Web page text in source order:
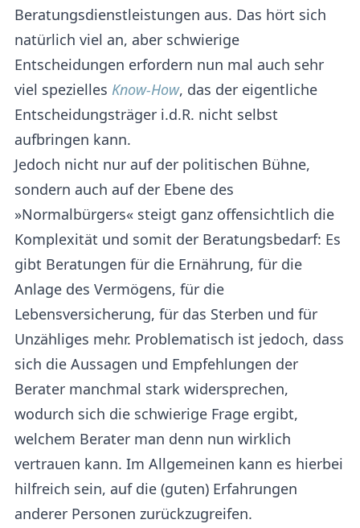
Beratungsdienstleistungen aus. Das hört sich
natürlich viel an, aber schwierige
Entscheidungen erfordern nun mal auch sehr
viel spezielles Know-How, das der eigentliche
Entscheidungsträger i.d.R. nicht selbst
aufbringen kann.
Jedoch nicht nur auf der politischen Bühne,
sondern auch auf der Ebene des
»Normalbürgers« steigt ganz offensichtlich die
Komplexität und somit der Beratungsbedarf: Es
gibt Beratungen für die Ernährung, für die
Anlage des Vermögens, für die
Lebensversicherung, für das Sterben und für
Unzähliges mehr. Problematisch ist jedoch, dass
sich die Aussagen und Empfehlungen der
Berater manchmal stark widersprechen,
wodurch sich die schwierige Frage ergibt,
welchem Berater man denn nun wirklich
vertrauen kann. Im Allgemeinen kann es hierbei
hilfreich sein, auf die (guten) Erfahrungen
anderer Personen zurückzugreifen.